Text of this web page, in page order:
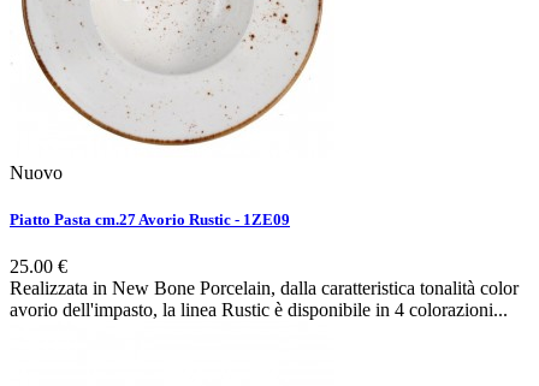
Nuovo
Piatto Pasta cm.27 Avorio Rustic - 1ZE09
25.00 €
Realizzata in New Bone Porcelain, dalla caratteristica tonalità color
avorio dell'impasto, la linea Rustic è disponibile in 4 colorazioni...